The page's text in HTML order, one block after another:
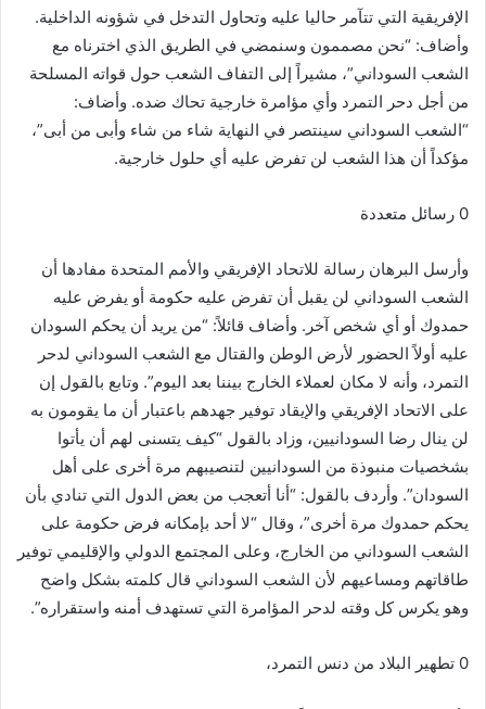
الإفريقية التي تتآمر حاليا عليه وتحاول التدخل في شؤونه الداخلية.
وأضاف: “نحن مصممون وسنمضي في الطريق الذي اخترناه مع
الشعب السوداني”، مشيراً إلى التفاف الشعب حول قواته المسلحة
من أجل دحر التمرد وأي مؤامرة خارجية تحاك ضده. وأضاف:
“الشعب السوداني سينتصر في النهاية شاء من شاء وأبى من أبى”،
مؤكداً أن هذا الشعب لن تفرض عليه أي حلول خارجية.
0 رسائل متعددة
وأرسل البرهان رسالة للاتحاد الإفريقي والأمم المتحدة مفادها أن
الشعب السوداني لن يقبل أن تفرض عليه حكومة أو يفرض عليه
حمدوك أو أي شخص آخر. وأضاف قائلاً: “من يريد أن يحكم السودان
عليه أولاً الحضور لأرض الوطن والقتال مع الشعب السوداني لدحر
التمرد، وأنه لا مكان لعملاء الخارج بيننا بعد اليوم”. وتابع بالقول إن
على الاتحاد الإفريقي والإيقاد توفير جهدهم باعتبار أن ما يقومون به
لن ينال رضا السودانيين، وزاد بالقول “كيف يتسنى لهم أن يأتوا
بشخصيات منبوذة من السودانيين لتنصيبهم مرة أخرى على أهل
السودان”. وأردف بالقول: “أنا أتعجب من بعض الدول التي تنادي بأن
يحكم حمدوك مرة أخرى”، وقال “لا أحد بإمكانه فرض حكومة على
الشعب السوداني من الخارج، وعلى المجتمع الدولي والإقليمي توفير
طاقاتهم ومساعيهم لأن الشعب السوداني قال كلمته بشكل واضح
وهو يكرس كل وقته لدحر المؤامرة التي تستهدف أمنه واستقراره”.
0 تطهير البلاد من دنس التمرد،